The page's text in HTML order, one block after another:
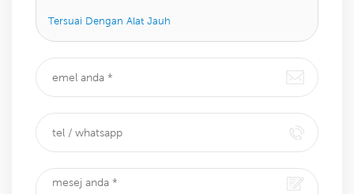
Tersuai Dengan Alat Jauh